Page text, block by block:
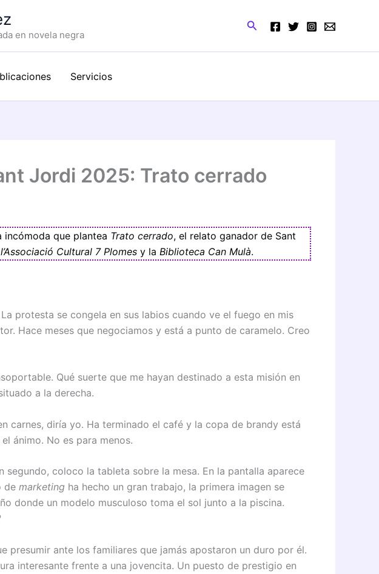
en novela negra
Buscar
Servicios
Jordi 2025: Trato cerrado
incómoda que plantea Trato cerrado, el relato ganador de Sant
l’Associació Cultural 7 Plomes y la Biblioteca Can Mulà.
protesta se congela en sus labios cuando ve el fuego en mis
Hace meses que negociamos y está a punto de caramelo. Creo
Qué suerte que me hayan destinado a esta misión en
a la derecha.
carnes, diría yo. Ha terminado el café y la copa de brandy está
ánimo. No es para menos.
segundo, coloco la tableta sobre la mesa. En la pantalla aparece
de marketing ha hecho un gran trabajo, la primera imagen se
donde un modelo musculoso toma el sol junto a la piscina.
presumir ante los familiares que jamás apostaron un duro por él.
interesante frente a una jovencita. Un puesto de prestigio en